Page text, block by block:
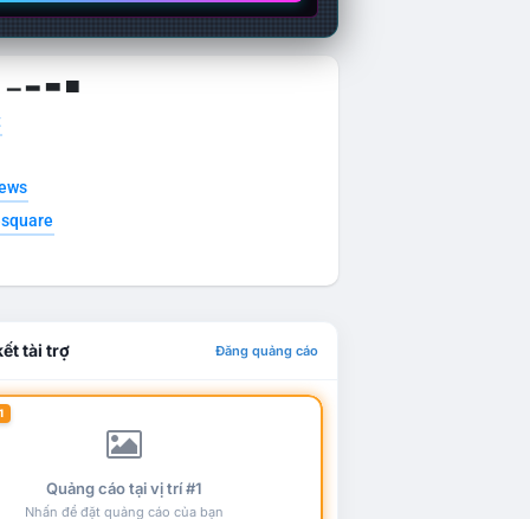
▁ ▂ ▃ ▄
tài trợ Đăng quảng cáo
Quảng cáo tại vị trí #1
Nhấn để đặt quảng cáo của bạn